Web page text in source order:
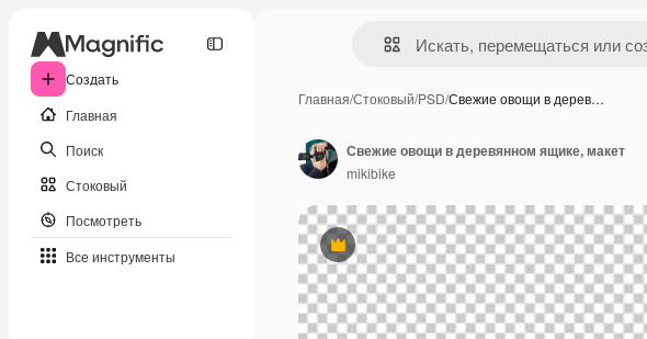
Создать
Главная
Поиск
Стоковый
Посмотреть
Все инструменты
Главная/Стоковый/PSD/Свежие овощи в дерев…
Премиум
Свежие овощи в деревянном ящике, макет
mikibike